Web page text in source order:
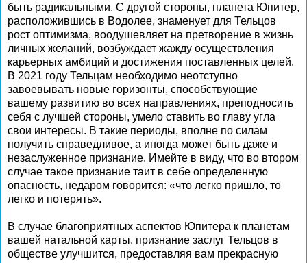
быть радикальными. С другой стороны, планета Юпитер,
расположившись в Водолее, знаменует для Тельцов
рост оптимизма, воодушевляет на претворение в жизнь
личных желаний, возбуждает жажду осуществления
карьерных амбиций и достижения поставленных целей.
В 2021 году Тельцам необходимо неотступно
завоевывать новые горизонты, способствующие
вашему развитию во всех направлениях, преподносить
себя с лучшей стороны, умело ставить во главу угла
свои интересы. В такие периоды, вполне по силам
получить справедливое, а иногда может быть даже и
незаслуженное признание. Имейте в виду, что во втором
случае такое признание таит в себе определенную
опасность, недаром говорится: «что легко пришло, то
легко и потерять».
В случае благоприятных аспектов Юпитера к планетам
вашей натальной карты, признание заслуг Тельцов в
обществе улучшится, предоставляя вам прекрасную